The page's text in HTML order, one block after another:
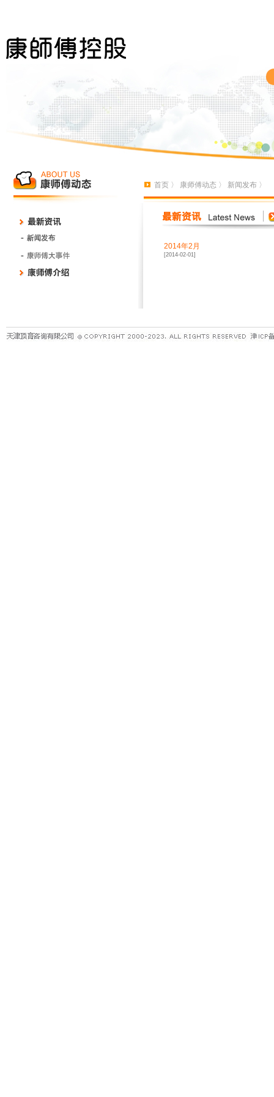
首页 〉 康师傅动态 〉 新闻发布 〉
2014年2月
[2014-02-01]